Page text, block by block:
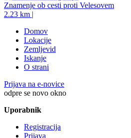
Znamenje ob cesti proti Velesovem
2.23 km |
Domov
Lokacije
Zemljevid
Iskanje
O strani
Prijava na e-novice
odpre se novo okno
Uporabnik
Registracija
Prijava